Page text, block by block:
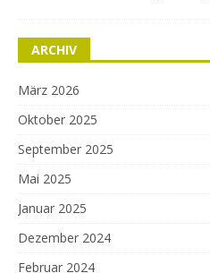
ARCHIV
März 2026
Oktober 2025
September 2025
Mai 2025
Januar 2025
Dezember 2024
Februar 2024